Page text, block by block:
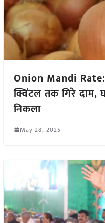
Onion Mandi
क्विंटल तक गिरे दाम,
निकला
May 28, 2025